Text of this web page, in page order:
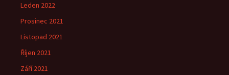
Leden 2022
Prosinec 2021
Listopad 2021
Říjen 2021
Září 2021